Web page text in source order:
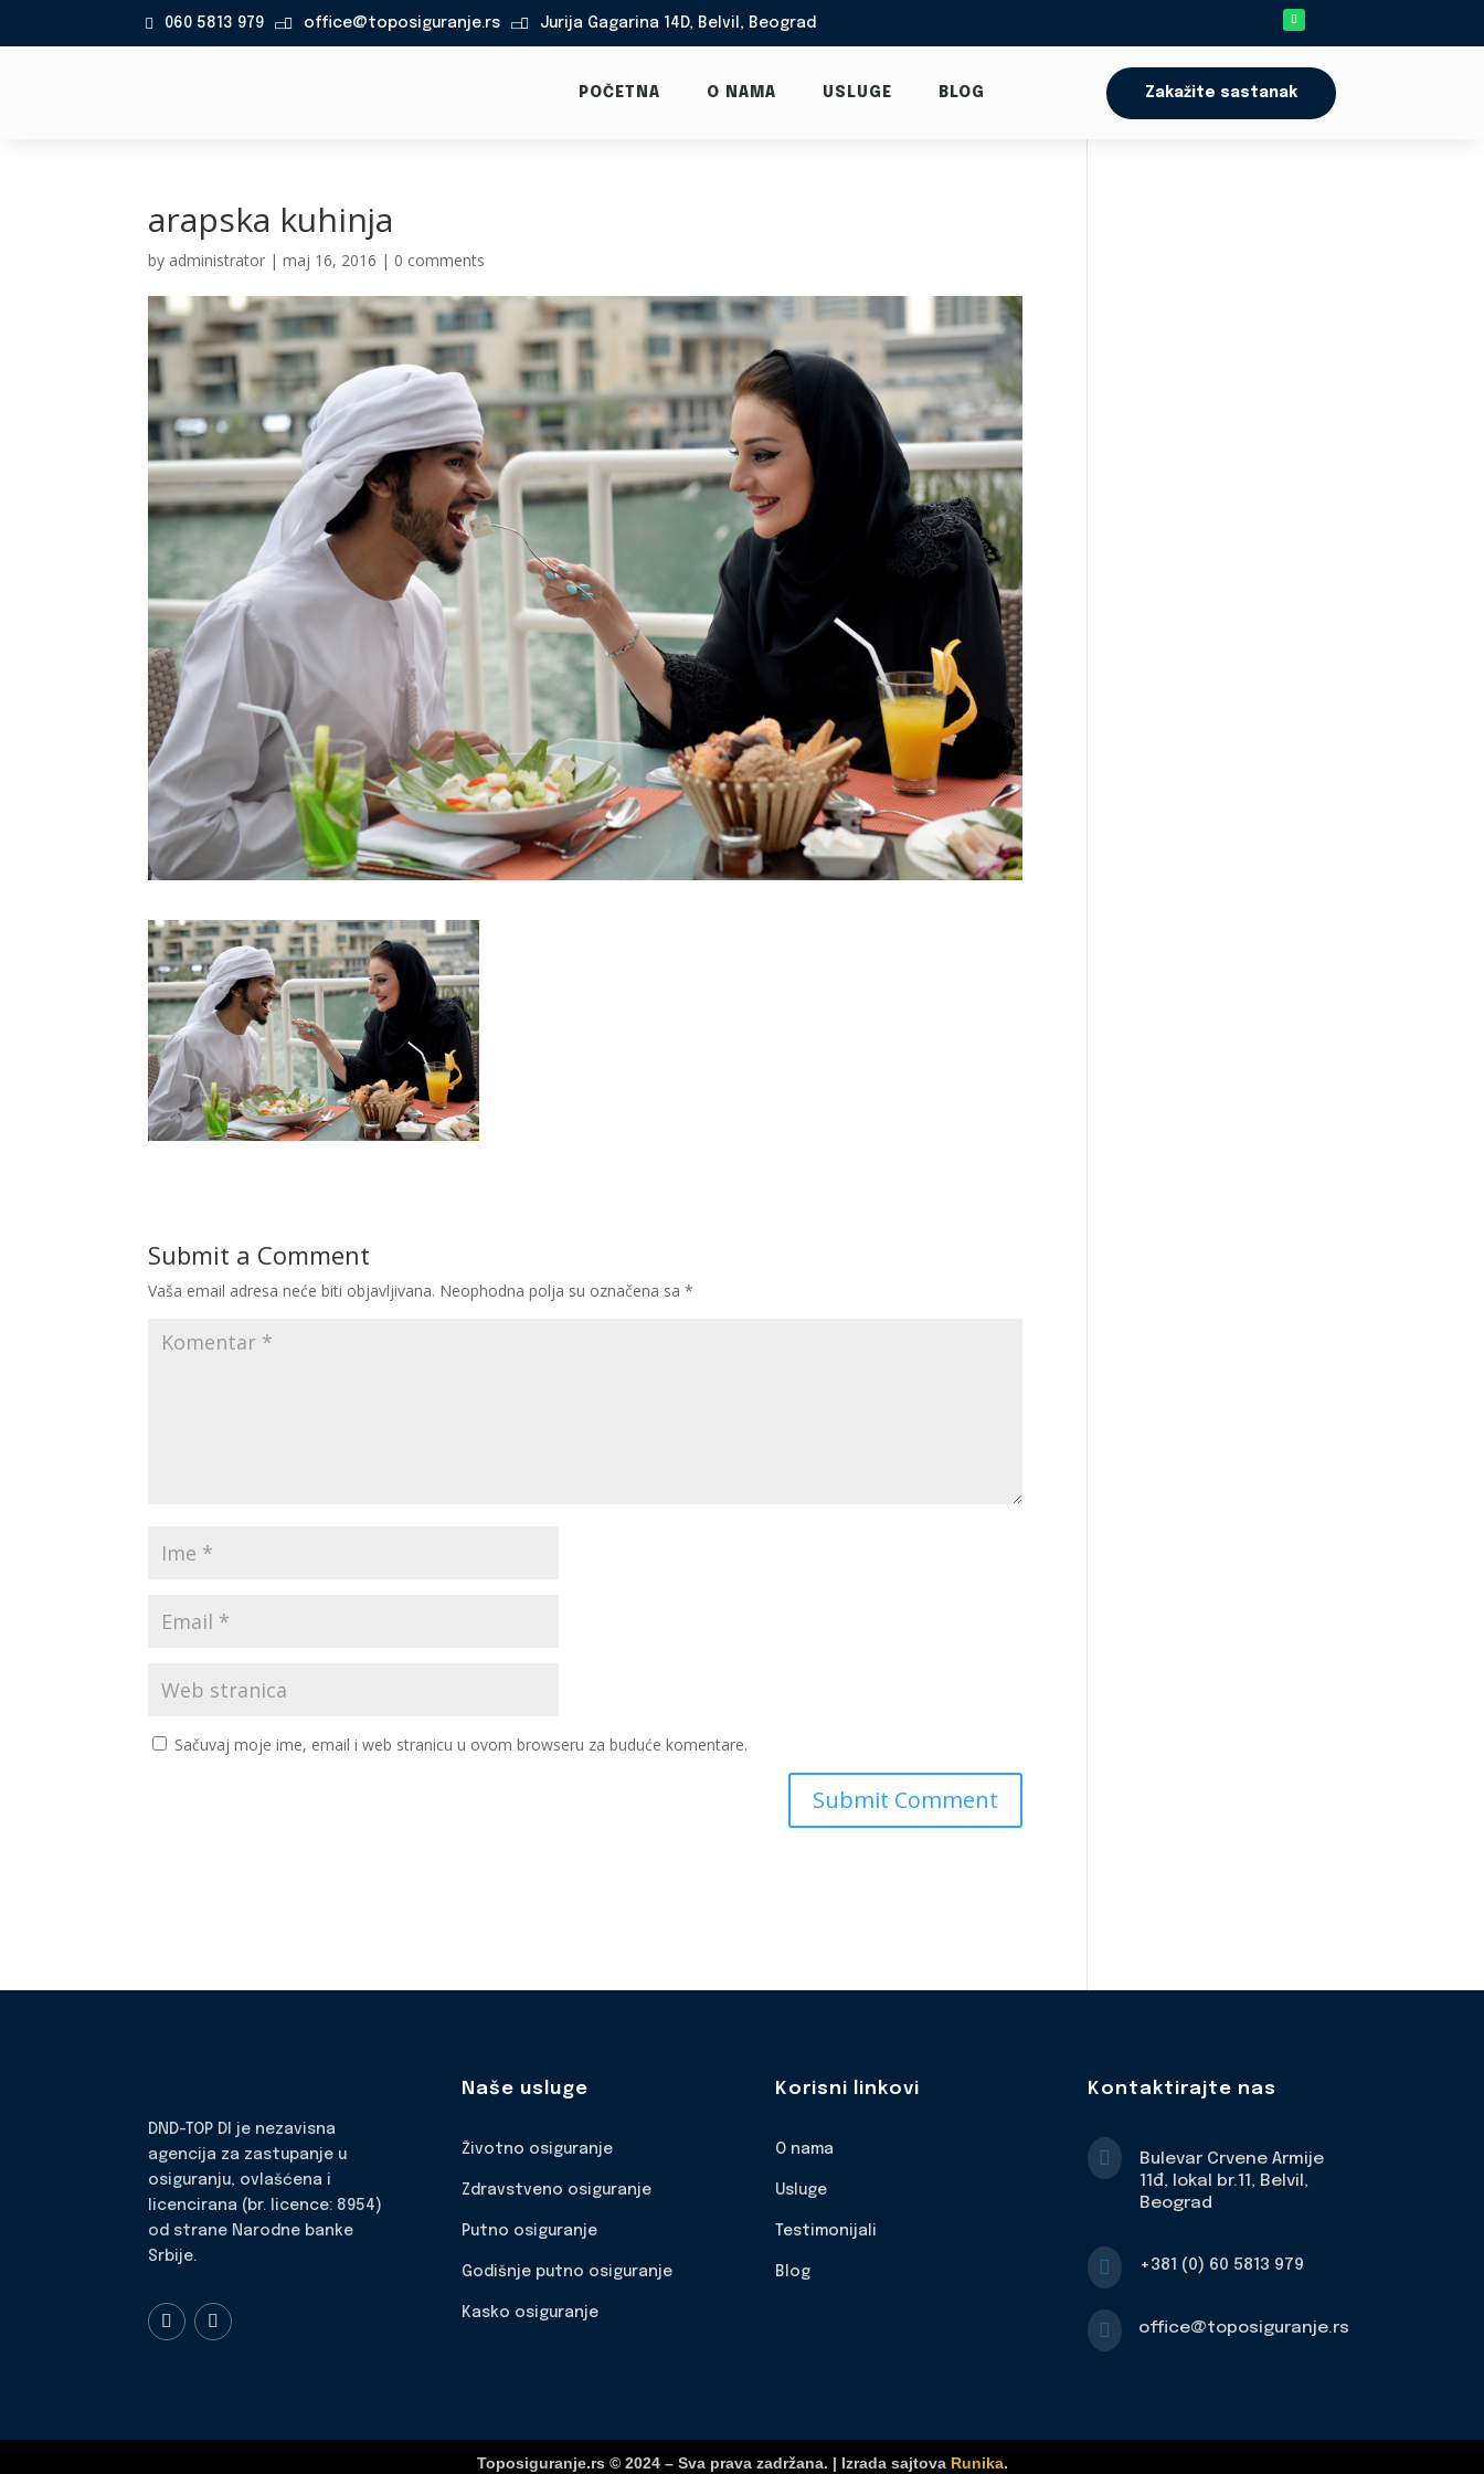
060 5813 979  office@toposiguranje.rs  Jurija Gagarina 14D, Belvil, Beograd
POČETNA O NAMA USLUGE BLOG Zakažite sastanak
arapska kuhinja
by administrator |maj 16, 2016 | 0 comments
Submit a Comment
Vaša email adresa neće biti objavljivana. Neophodna polja su označena sa*
Sačuvaj moje ime, email i web stranicu u ovom browseru za buduće komentare.
DND-TOP DI je nezavisna
agencija za zastupanje u
osiguranju, ovlašćena i
licencirana (br. licence: 8954)
od strane Narodne banke
Srbije.
Naše usluge
Životno osiguranje
Zdravstveno osiguranje
Putno osiguranje
Godišnje putno osiguranje
Kasko osiguranje
Korisni linkovi
O nama
Usluge
Testimonijali
Blog
Kontaktirajte nas

Bulevar Crvene Armije
11đ, lokal br.11, Belvil,
Beograd
 +381 (0) 60 5813 979
 office@toposiguranje.rs
Toposiguranje.rs © 2024 – Sva prava zadržana. | Izrada sajtova Runika.